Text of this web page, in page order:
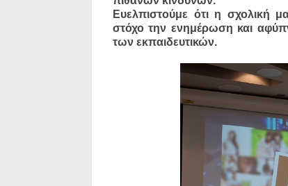
Ευελπιστούμε ότι η σχολική
στόχο την ενημέρωση και
των εκπαιδευτικών.